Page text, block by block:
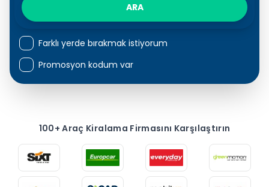
ARA
Farklı yerde bırakmak istiyorum
Promosyon kodum var
100+ Araç Kiralama Firmasını Karşılaştırın